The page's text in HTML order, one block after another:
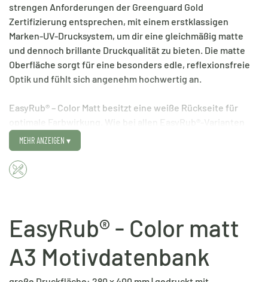
strengen Anforderungen der Greenguard Gold
Zertifizierung entsprechen, mit einem erstklassigen
Marken-UV-Drucksystem, um dir eine gleichmäßig matte
und dennoch brillante Druckqualität zu bieten. Die matte
Oberfläche sorgt für eine besonders edle, reflexionsfreie
Optik und fühlt sich angenehm hochwertig an.
EasyRub® – Color Matt besitzt eine weiße Rückseite für
optimale Farbwirkung. Wie bei allen EasyRub®-Varianten
sorgt ein spezieller Schutzlack dafür, dass auch die matte
Version kratz-, wetter- und UV-beständig ist – ideal für
langlebige Designs im Innen- und Außenbereich.
genau richtig.
✓ Gestalte deine Druckbögen einfach online und nutze
dabei unsere Motivdatenbank
✓ Erlebe Premium Druckqualität dank hochwertigem
MEHR ANZEIGEN ▾
EasyRub® - Color matt
A3 Motivdatenbank